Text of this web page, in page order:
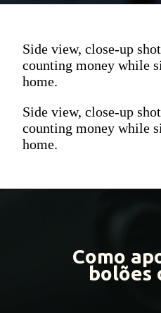
Side view, close-up
counting money while
home.
Side view, close-up
counting money while
home.
Como
bolões